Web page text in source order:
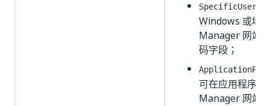
SpecificUser
Windows 或域
Manager 网站
码字段；
可在应用程序
Manager 网站